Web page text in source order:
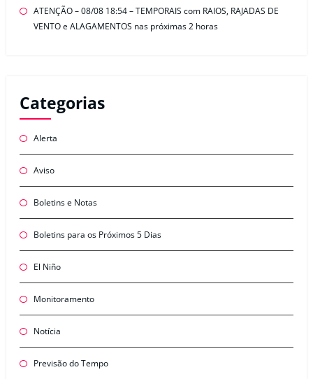
ATENÇÃO – 08/08 18:54 – TEMPORAIS com RAIOS, RAJADAS DE
VENTO e ALAGAMENTOS nas próximas 2 horas
Categorias
Alerta
Aviso
Boletins e Notas
Boletins para os Próximos 5 Dias
El Niño
Monitoramento
Notícia
Previsão do Tempo